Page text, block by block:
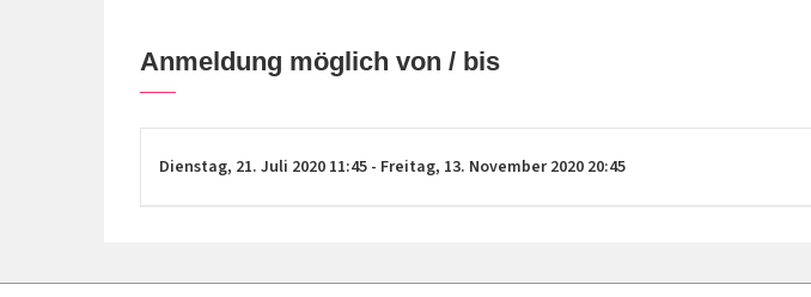
Anmeldung möglich von / bis
Dienstag, 21. Juli 2020 11:45 - Freitag, 13. November 2020 20:45